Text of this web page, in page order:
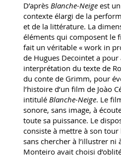
D’après Blanche-Neige est
contexte élargi de la
et de la littérature. La
éléments qui composent le
fait un véritable « work in
de Hugues Decointet a
interprétation du texte de
du conte de Grimm, pour
l’histoire d’un film de Joào
intitulé Blanche-Neige. Le
sonore, sans image, à
toute sa puissance. Le
consiste à mettre à son
sans chercher à l’illustrer ni
Monteiro avait choisi